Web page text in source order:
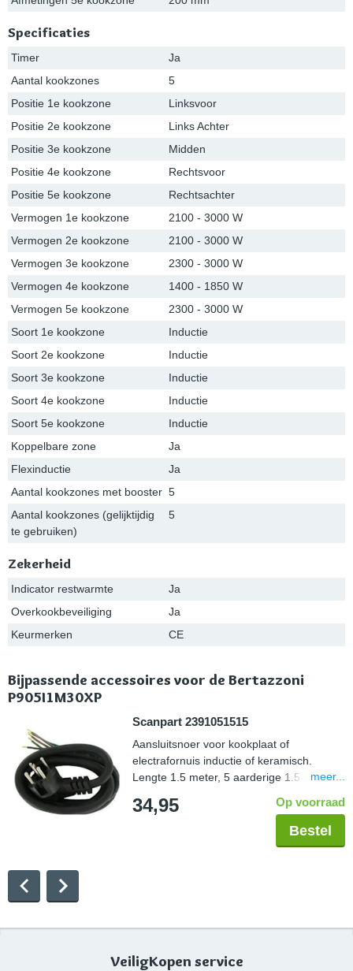
Specificaties
Timer
Ja
Aantal kookzones
5
Positie 1e kookzone
Linksvoor
Positie 2e kookzone
Links Achter
Positie 3e kookzone
Midden
Positie 4e kookzone
Rechtsvoor
Positie 5e kookzone
Rechtsachter
Vermogen 1e kookzone
2100 - 3000 W
Vermogen 2e kookzone
2100 - 3000 W
Vermogen 3e kookzone
2300 - 3000 W
Vermogen 4e kookzone
1400 - 1850 W
Vermogen 5e kookzone
2300 - 3000 W
Soort 1e kookzone
Inductie
Soort 2e kookzone
Inductie
Soort 3e kookzone
Inductie
Soort 4e kookzone
Inductie
Soort 5e kookzone
Inductie
Koppelbare zone
Ja
Flexinductie
Ja
Aantal kookzones met booster 5
Aantal kookzones (gelijktijdig
te gebruiken)
5
Zekerheid
Indicator restwarmte
Ja
Overkookbeveiliging
Ja
Keurmerken
CE
Bijpassende accessoires voor de Bertazzoni
P905I1M30XP
Scanpart 2391051515
Aansluitsnoer voor kookplaat of
electrafornuis inductie of keramisch.
Lengte 1.5 meter, 5 aarderige 1.5 mm2,
meer...
34,95 Op voorraad
Bestel
VeiligKopen service